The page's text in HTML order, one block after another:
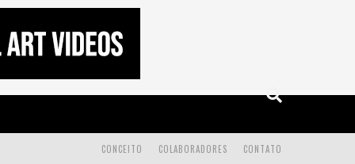
CONTATO
COLABORADORES
CONCEITO